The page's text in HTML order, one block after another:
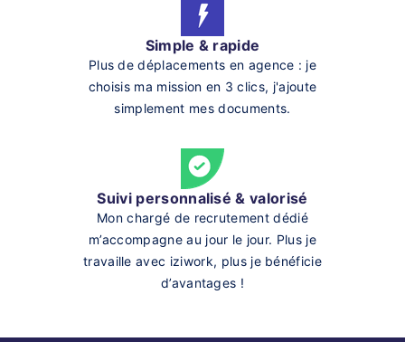
Simple & rapide
Plus de déplacements en agence : je
choisis ma mission en 3 clics, j'ajoute
simplement mes documents.
Suivi personnalisé & valorisé
Mon chargé de recrutement dédié
m’accompagne au jour le jour. Plus je
travaille avec iziwork, plus je bénéficie
d’avantages !